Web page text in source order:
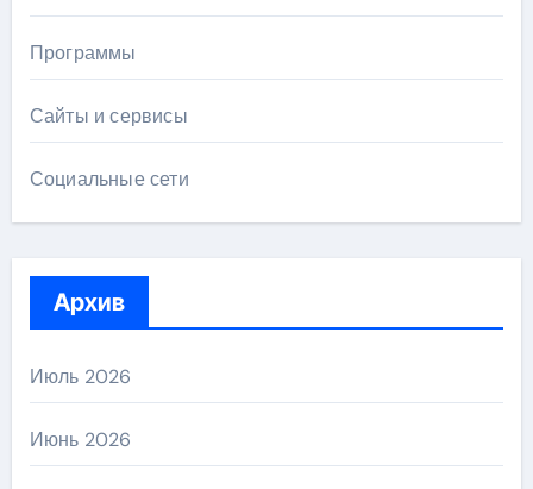
Программы
Сайты и сервисы
Социальные сети
Архив
Июль 2026
Июнь 2026